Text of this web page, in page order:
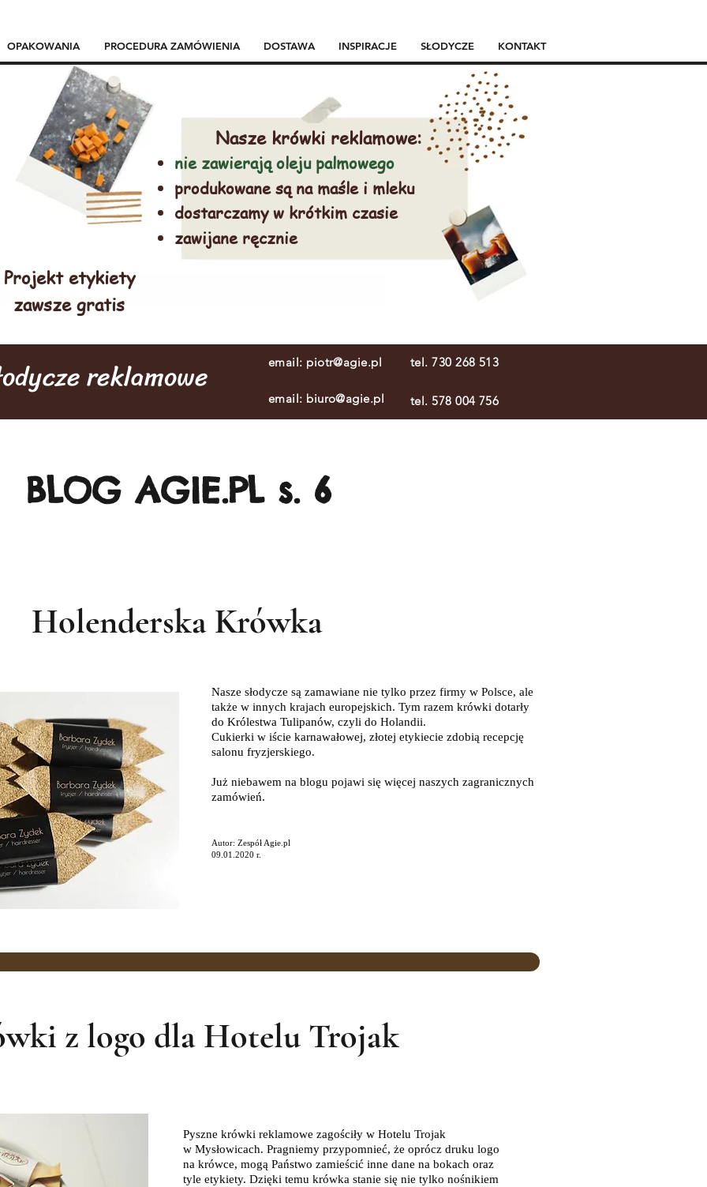
OPAKOWANIA PROCEDURA ZAMÓWIENIA DOSTAWA INSPIRACJE SŁODYCZE KONTAKT
Projekt etykiety
zawsze gratis
Nasze krówki reklamowe:
nie zawierają oleju palmowego
produkowane są na maśle i mleku
dostarczamy w krótkim czasie
zawijane ręcznie
reklamowe email: piotr@agie.pl tel. 730 268 513
email: biuro@agie.pl tel. 578 004 756
BLOG AGIE.PL s. 6
Holenderska Krówka
Nasze słodycze są zamawiane nie tylko przez firmy w Polsce, ale
także w innych krajach europejskich. Tym razem krówki dotarły
do Królestwa Tulipanów, czyli do Holandii.
Cukierki w iście karnawałowej, złotej etykiecie zdobią recepcję
salonu fryzjerskiego.
Już niebawem na blogu pojawi się więcej naszych zagranicznych
zamówień.
Autor: Zespół Agie.pl
09.01.2020 r.
z logo dla Hotelu Trojak
Pyszne krówki reklamowe zagościły w Hotelu Trojak
w Mysłowicach. Pragniemy przypomnieć, że oprócz druku logo
na krówce, mogą Państwo zamieścić inne dane na bokach oraz
tyle etykiety. Dzięki temu krówka stanie się nie tylko nośnikiem